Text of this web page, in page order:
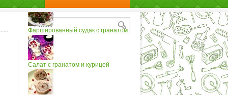
Фаршированный судак с гранатом
Салат с гранатом и курицей